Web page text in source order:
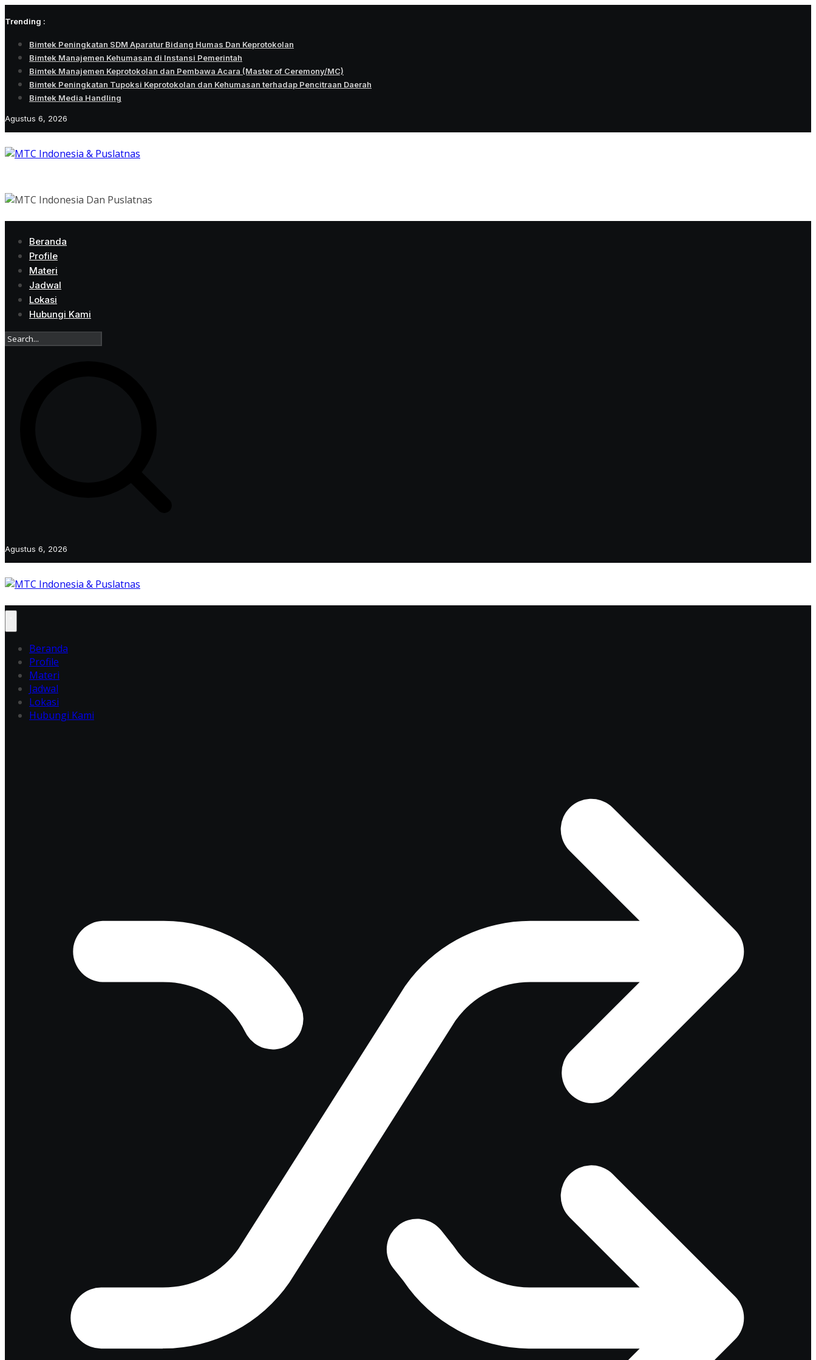
to
Trending :
Bimtek Peningkatan SDM Aparatur Bidang Humas Dan Keprotokolan
Bimtek Manajemen Kehumasan di Instansi Pemerintah
Bimtek Manajemen Keprotokolan dan Pembawa Acara (Master of Ceremony/MC)
Bimtek Peningkatan Tupoksi Keprotokolan dan Kehumasan terhadap Pencitraan Daerah
Bimtek Media Handling
Agustus 6, 2026
Beranda
Profile
Materi
Jadwal
Lokasi
Hubungi Kami
Agustus 6, 2026
Beranda
Profile
Materi
Jadwal
Lokasi
Hubungi Kami